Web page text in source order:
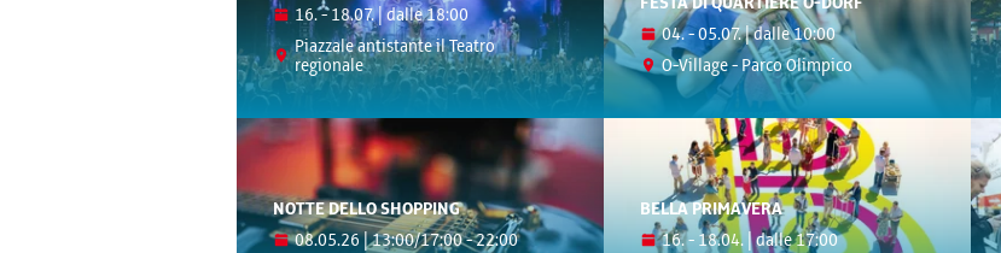
16. - 18.07. | dalle 18:00
Piazzale antistante il Teatro
regionale
04. - 05.07. | dalle 10:00
O-Village - Parco Olimpico
NOTTE DELLO SHOPPING
08.05.26 | 13:00/17:00 - 22:00
BELLA PRIMAVERA
16. - 18.04. | dalle 17:00